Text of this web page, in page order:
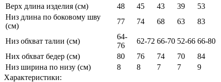
Верх длина изделия (см)
48 45 43 39
53
Низ длина по боковому шву
(см)
77 74 68 63 83
Низ обхват талии (см)
64-
76
62-72 66-70 52-66 66-80
Них обхват бедер (см)
80 76 74 70
84
Низ ширина по низу (см)
8 8 7 7
9
Характеристики: